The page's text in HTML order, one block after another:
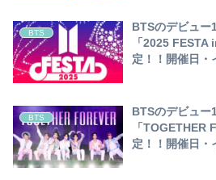
BTS
BTSのデビュー
「2025
定！！開催日・
BTS
BTSのデビュー
「TOGETHER
定！！開催日・